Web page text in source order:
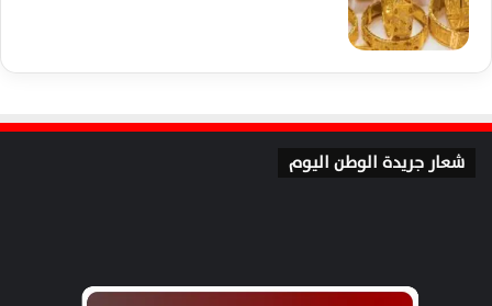
شعار جريدة الوطن اليوم